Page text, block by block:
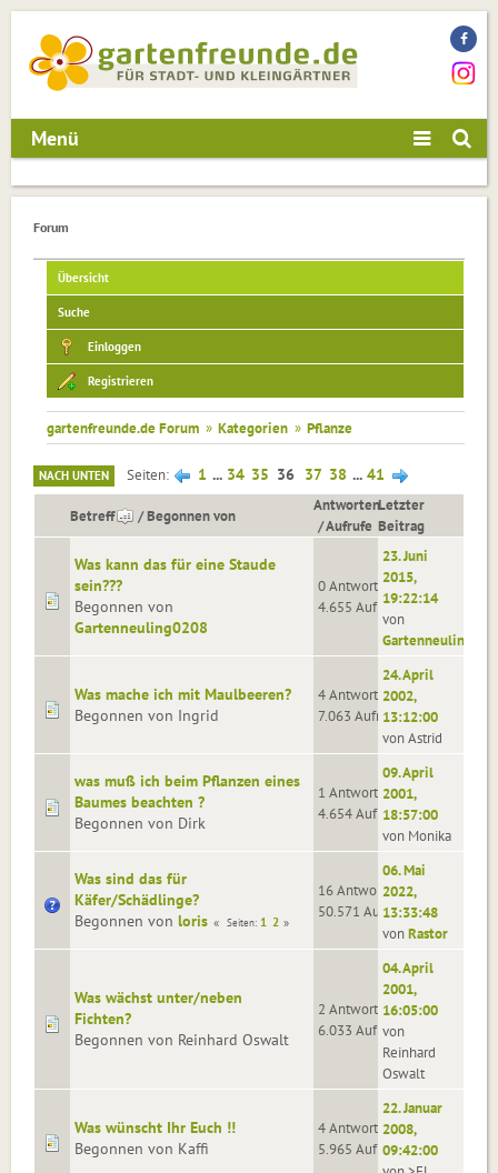
Menü
Forum
Übersicht
Suche
Einloggen
Registrieren
gartenfreunde.de Forum » Kategorien » Pflanze
NACH UNTEN Seiten 1 ... 34 35 36 37 38 ... 41
Betreff /Begonnen von
Antworten
/Aufrufe
Letzter
Beitrag
Was kann das für eine Staude
sein???
Begonnen von
Gartenneuling0208
0 Antworten
4.655 Aufrufe
23. Juni
2015,
19:22:14
von
Was mache ich mit Maulbeeren?
Begonnen von Ingrid
4 Antworten
7.063 Aufrufe
24. April
2002,
13:12:00
von Astrid
was muß ich beim Pflanzen eines
Baumes beachten ?
Begonnen von Dirk
1 Antworten
4.654 Aufrufe
09. April
2001,
18:57:00
von Monika
Was sind das für
Käfer/Schädlinge?
Begonnen von loris Seiten 1 2
16 Antworten
50.571 Aufrufe
06. Mai
2022,
13:33:48
vonRastor
Was wächst unter/neben
Fichten?
Begonnen von Reinhard Oswalt
2 Antworten
6.033 Aufrufe
04. April
2001,
16:05:00
von
Reinhard
Oswalt
Was wünscht Ihr Euch !!
Begonnen von Kaffi
4 Antworten
5.965 Aufrufe
22. Januar
2008,
09:42:00